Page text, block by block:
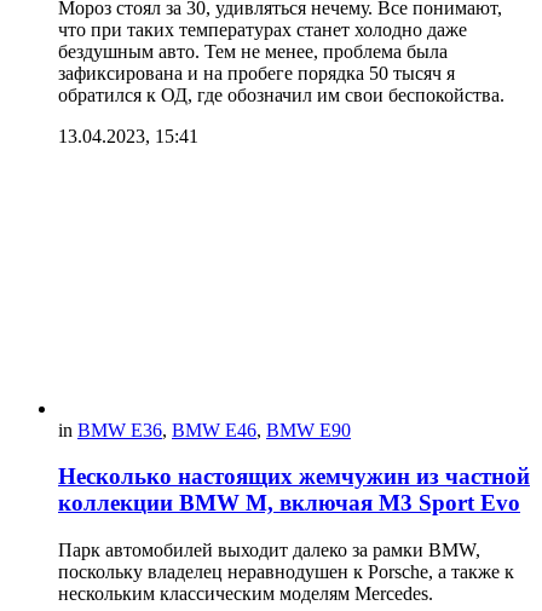
Мороз стоял за 30, удивляться нечему. Все понимают,
что при таких температурах станет холодно даже
бездушным авто. Тем не менее, проблема была
зафиксирована и на пробеге порядка 50 тысяч я
обратился к ОД, где обозначил им свои беспокойства.
13.04.2023, 15:41
in BMW E36, BMW E46, BMW E90
Несколько настоящих жемчужин из частной
коллекции BMW M, включая M3 Sport Evo
Парк автомобилей выходит далеко за рамки BMW,
поскольку владелец неравнодушен к Porsche, а также к
нескольким классическим моделям Mercedes.